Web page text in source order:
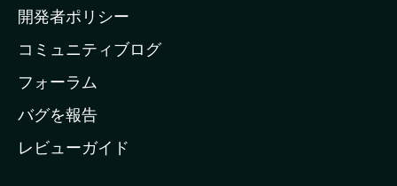
ム
ー
ジ
へ
開発者ポリシー
コミュニティブログ
フォーラム
バグを報告
レビューガイド